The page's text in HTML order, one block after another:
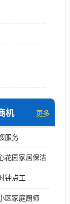
机 更多
服务
花园家居保洁
钟点工
区家庭厨师